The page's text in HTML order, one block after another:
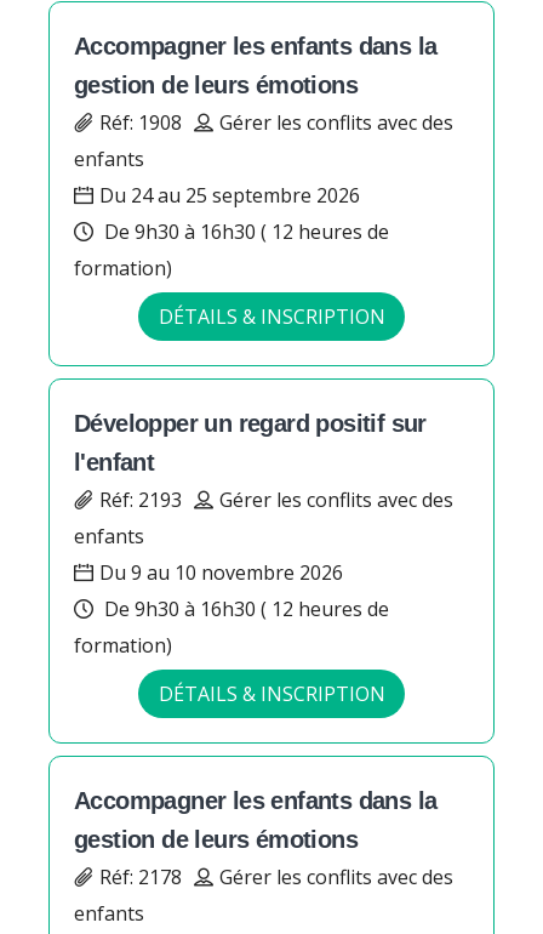
Accompagner les enfants dans la
gestion de leurs émotions
Réf: 1908
Gérer les conflits avec des
enfants
Du 24 au 25 septembre 2026
De 9h30 à 16h30 ( 12 heures de
formation)
DÉTAILS & INSCRIPTION
Développer un regard positif sur
l'enfant
Réf: 2193
Gérer les conflits avec des
enfants
Du 9 au 10 novembre 2026
De 9h30 à 16h30 ( 12 heures de
formation)
DÉTAILS & INSCRIPTION
Accompagner les enfants dans la
gestion de leurs émotions
Réf: 2178
Gérer les conflits avec des
enfants